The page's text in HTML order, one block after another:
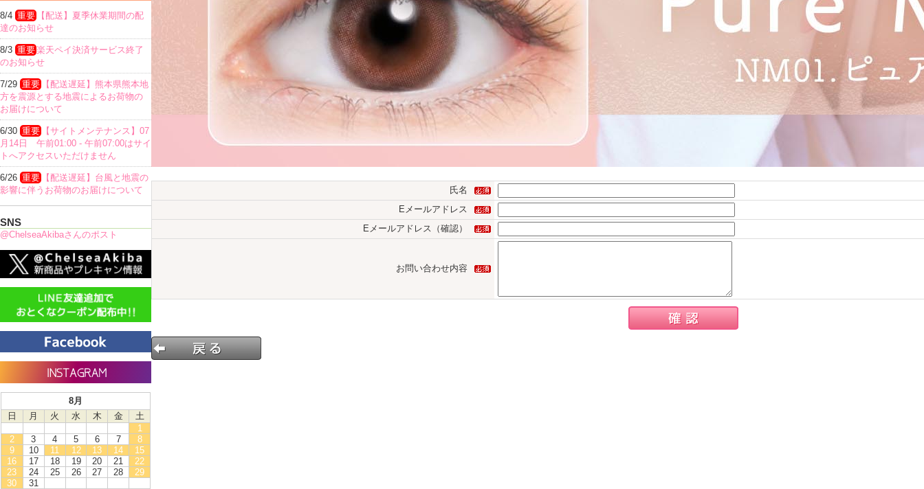
8/4 重要
【配送】夏季休業期間の配
達のお知らせ
8/3 重要楽天ペイ決済サービス終了
のお知らせ
7/29 重要
【配送遅延】熊本県熊本地
方を震源とする地震によるお荷物の
お届けについて
6/30 重要
【サイトメンテナンス】07
月14日 午前01:00 - 午前07:00はサイ
トへアクセスいただけません
6/26 重要
【配送遅延】台風と地震の
影響に伴うお荷物のお届けについて
SNS
@ChelseaAkibaさんのポスト
8月
日
月 火 水 木 金
土
1
2
3 4 5 6 7
8
9
10 11 12 13 14
15
16
17 18 19 20 21
22
23
24 25 26 27 28
29
30
31
氏名
Eメールアドレス
Eメールアドレス（確認）
お問い合わせ内容